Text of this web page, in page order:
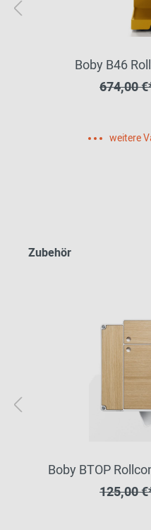
Boby B46
674,00
weitere
Zubehör
Boby BTOP
125,00